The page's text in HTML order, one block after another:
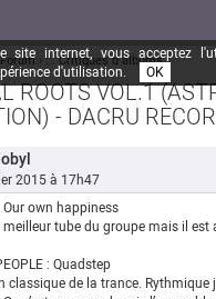
site internet, vous acceptez
d'utilisation.
OK
Forum ::. Critiques d albums
ROOTS VOL.1
- DACRU
2015 à 17h47
Our own happiness
meilleur tube du groupe mais il
: Quadstep
classique de la trance. Rythmique